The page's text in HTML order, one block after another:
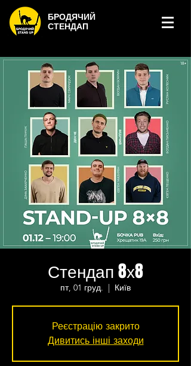
БРОДЯЧИЙ
СТЕНДАП
Стендап 8х8
пт, 01 груд.
  |
Київ
Реєстрацію закрито
Дивитись інші заходи